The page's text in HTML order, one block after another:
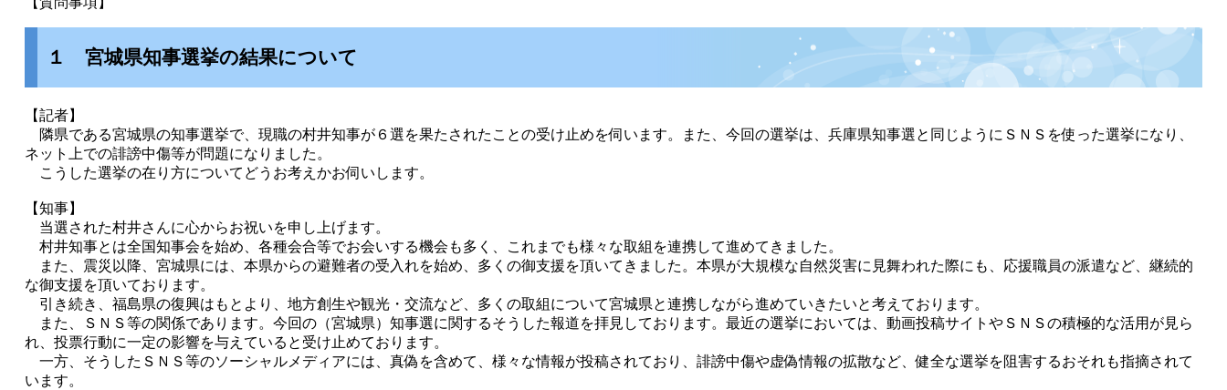
１ 宮城県知事選挙の結果について
【記者】
隣県である宮城県の知事選挙で、現職の村井知事が６選を果たされたことの受け止めを伺います。また、今回の選挙は、兵庫県知事選と同じようにＳＮＳを使った選挙になり、
ネット上での誹謗中傷等が問題になりました。
こうした選挙の在り方についてどうお考えかお伺いします。
【知事】
当選された村井さんに心からお祝いを申し上げます。
村井知事とは全国知事会を始め、各種会合等でお会いする機会も多く、これまでも様々な取組を連携して進めてきました。
また、震災以降、宮城県には、本県からの避難者の受入れを始め、多くの御支援を頂いてきました。本県が大規模な自然災害に見舞われた際にも、応援職員の派遣など、継続的
な御支援を頂いております。
引き続き、福島県の復興はもとより、地方創生や観光・交流など、多くの取組について宮城県と連携しながら進めていきたいと考えております。
また、ＳＮＳ等の関係であります。今回の（宮城県）知事選に関するそうした報道を拝見しております。最近の選挙においては、動画投稿サイトやＳＮＳの積極的な活用が見ら
れ、投票行動に一定の影響を与えていると受け止めております。
一方、そうしたＳＮＳ等のソーシャルメディアには、真偽を含めて、様々な情報が投稿されており、誹謗中傷や虚偽情報の拡散など、健全な選挙を阻害するおそれも指摘されて
います。